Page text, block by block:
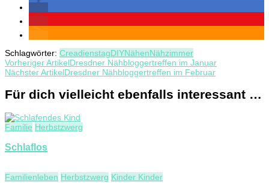
Schlagwörter: CreadienstagDIYNähenNähzimmer
Beitragsnavigation
Vorheriger ArtikelDresdner Nähbloggertreffen im Januar
Nächster ArtikelDresdner Nähbloggertreffen im Februar
Für dich vielleicht ebenfalls interessant …
Familie Herbstzwerg
Schlaflos
Familienleben Herbstzwerg Kinder Kinder